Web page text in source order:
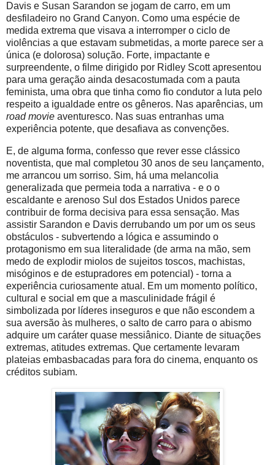
Davis e Susan Sarandon se jogam de carro, em um
desfiladeiro no Grand Canyon. Como uma espécie de
medida extrema que visava a interromper o ciclo de
violências a que estavam submetidas, a morte parece ser a
única (e dolorosa) solução. Forte, impactante e
surpreendente, o filme dirigido por Ridley Scott apresentou
para uma geração ainda desacostumada com a pauta
feminista, uma obra que tinha como fio condutor a luta pelo
respeito a igualdade entre os gêneros. Nas aparências, um
road movie aventuresco. Nas suas entranhas uma
experiência potente, que desafiava as convenções.
E, de alguma forma, confesso que rever esse clássico
noventista, que mal completou 30 anos de seu lançamento,
me arrancou um sorriso. Sim, há uma melancolia
generalizada que permeia toda a narrativa - e o o
escaldante e arenoso Sul dos Estados Unidos parece
contribuir de forma decisiva para essa sensação. Mas
assistir Sarandon e Davis derrubando um por um os seus
obstáculos - subvertendo a lógica e assumindo o
protagonismo em sua literalidade (de arma na mão, sem
medo de explodir miolos de sujeitos toscos, machistas,
misóginos e de estupradores em potencial) - torna a
experiência curiosamente atual. Em um momento político,
cultural e social em que a masculinidade frágil é
simbolizada por líderes inseguros e que não escondem a
sua aversão às mulheres, o salto de carro para o abismo
adquire um caráter quase messiânico. Diante de situações
extremas, atitudes extremas. Que certamente levaram
plateias embasbacadas para fora do cinema, enquanto os
créditos subiam.